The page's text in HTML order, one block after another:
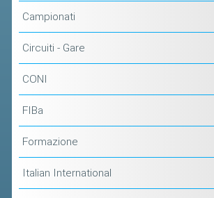
Campionati
Circuiti - Gare
CONI
FIBa
Formazione
Italian International
EVENTI SOSTENIBILI
REGOLAMENTI